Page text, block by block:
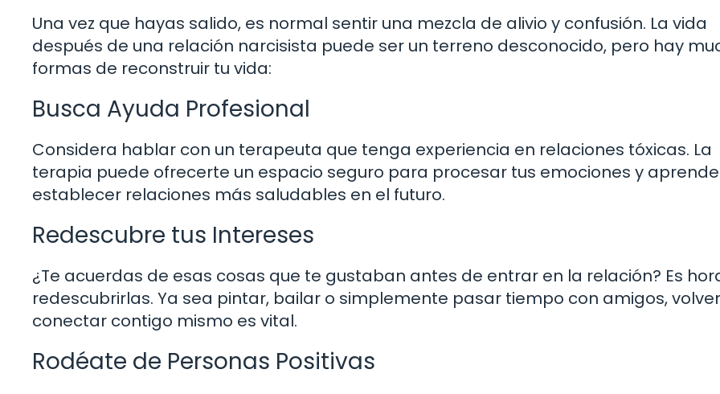
Una vez que hayas salido, es normal sentir una mezcla de alivio y confusión. La vida
después de una relación narcisista puede ser un terreno desconocido, pero hay
formas de reconstruir tu vida:
Busca Ayuda Profesional
Considera hablar con un terapeuta que tenga experiencia en relaciones tóxicas. La
terapia puede ofrecerte un espacio seguro para procesar tus emociones y
establecer relaciones más saludables en el futuro.
Redescubre tus Intereses
¿Te acuerdas de esas cosas que te gustaban antes de entrar en la relación? Es
redescubrirlas. Ya sea pintar, bailar o simplemente pasar tiempo con amigos,
conectar contigo mismo es vital.
Rodéate de Personas Positivas